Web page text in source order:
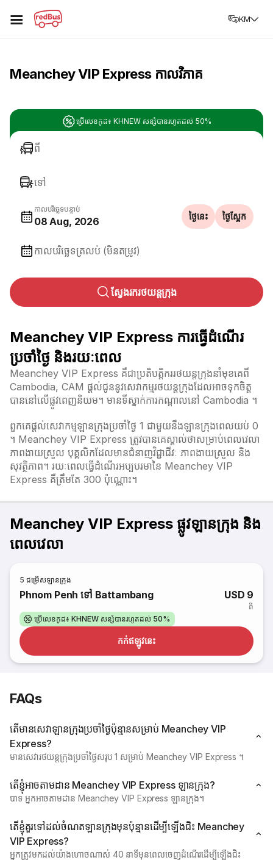
☰ KM
Meanchey VIP Express កាលវិភាគ
ប្រើលេខកូដ៖ KHNEW សន្សំបានរហូតដល់ 50%
ពី
ទៅ
កាលបរិច្ឆេទបន្ទាប់
08 Aug, 2026 ថ្ងៃនេះ ថ្ងៃស្អែក
កាលបរិច្ឆេទត្រលប់ (មិនតម្រូវ)
ស្វែងរករថយន្តក្រុង
Meanchey VIP Express ការធ្វើដំណើរ
ប្រចាំថ្ងៃ និងរយៈពេល
Meanchey VIP Express គឺជាប្រតិបត្តិកររថយន្តក្រុងនាំមុខគេពី
Cambodia, CAM ផ្តល់ជូននូវសេវាកម្មរថយន្តក្រុងដែលអាចទុកចិត្ត
បាននៅលើផ្លូវពេញនិយម។ មានទីស្នាក់ការកណ្តាលនៅ Cambodia ។
ពួកគេផ្តល់សេវាកម្មឡានក្រុងប្រចាំថ្ងៃ 1 ជាមួយនឹងឡានក្រុងពេលយប់ 0
។ Meanchey VIP Express ត្រូវបានគេស្គាល់ថាសម្រាប់ពេលវេលា
ភាពងាយស្រួល បុគ្គលិកដែលមានជំនាញវិជ្ជាជីវៈ ភាពងាយស្រួល និង
សុវត្ថិភាព។ រយៈពេលធ្វើដំណើរអប្បបរមានៃ Meanchey VIP
Express គឺត្រឹមតែ 300 ប៉ុណ្ណោះ។
Meanchey VIP Express ផ្លូវឡានក្រុង និង
ពេលវេលា
5 ជម្រើសឡានក្រុង
Phnom Penh ទៅ Battambang USD 9
ពី
ប្រើលេខកូដ៖ KHNEW សន្សំបានរហូតដល់ 50%
កក់​ឥឡូវនេះ
FAQs
តើមានសេវាឡានក្រុងប្រចាំថ្ងៃប៉ុន្មានសម្រាប់ Meanchey VIP
Express?
មានសេវារថយន្តក្រុងប្រចាំថ្ងៃសរុប 1 សម្រាប់ Meanchey VIP Express ។
តើខ្ញុំអាចតាមដាន Meanchey VIP Express ឡានក្រុង?
បាទ អ្នកអាចតាមដាន Meanchey VIP Express ឡានក្រុង។
តើខ្ញុំគួរទៅដល់ចំណតឡានក្រុងមុនប៉ុន្មានដើម្បីឡើងជិះ Meanchey
VIP Express?
អ្នក​ត្រូវ​មក​ដល់​យ៉ាង​ហោច​ណាស់ 40 នាទី​មុន​ពេល​ចេញ​ដំណើរ​ដើម្បី​ឡើង​ជិះ